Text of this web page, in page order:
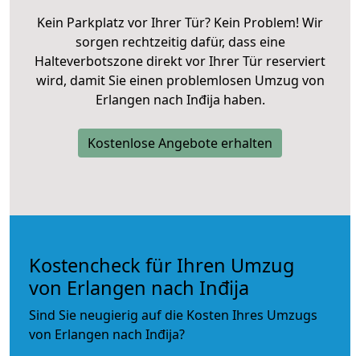
Kein Parkplatz vor Ihrer Tür? Kein Problem! Wir
sorgen rechtzeitig dafür, dass eine
Halteverbotszone direkt vor Ihrer Tür reserviert
wird, damit Sie einen problemlosen Umzug von
Erlangen nach Inđija haben.
Kostenlose Angebote erhalten
Kostencheck für Ihren Umzug
von Erlangen nach Inđija
Sind Sie neugierig auf die Kosten Ihres Umzugs
von Erlangen nach Inđija?